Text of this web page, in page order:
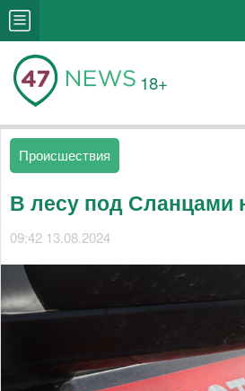
18+
Происшествия
В лесу под
09:42 13.08.2024